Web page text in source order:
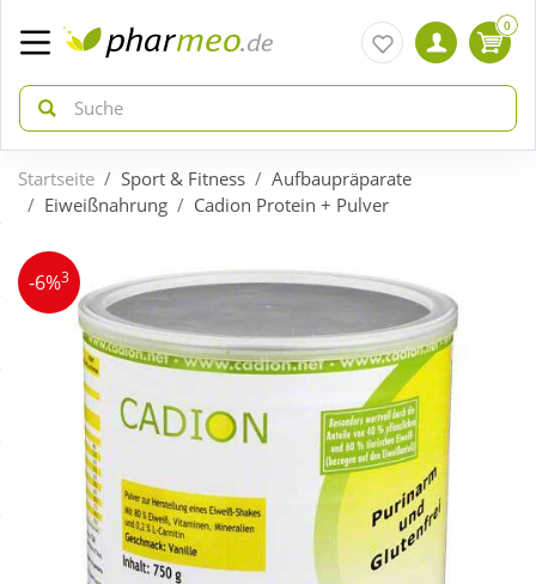
zurück
ÜBERSICHT AKTIONEN
Aktuelle Coupons
Gratis dazu
Neuheiten
zurück
ÜBERSICHT KATEGORIEN
Arzneimittel
Bio & Genuss
Diabetes
Körperpflege & Kosmetik
0
Startseite Sport & Fitness
Aufbaupräparate
Eiweißnahrung
Cadion Protein + Pulver
-6%3